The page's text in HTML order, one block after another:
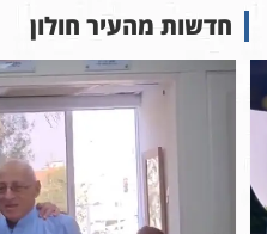
חדשות מהעיר חולון